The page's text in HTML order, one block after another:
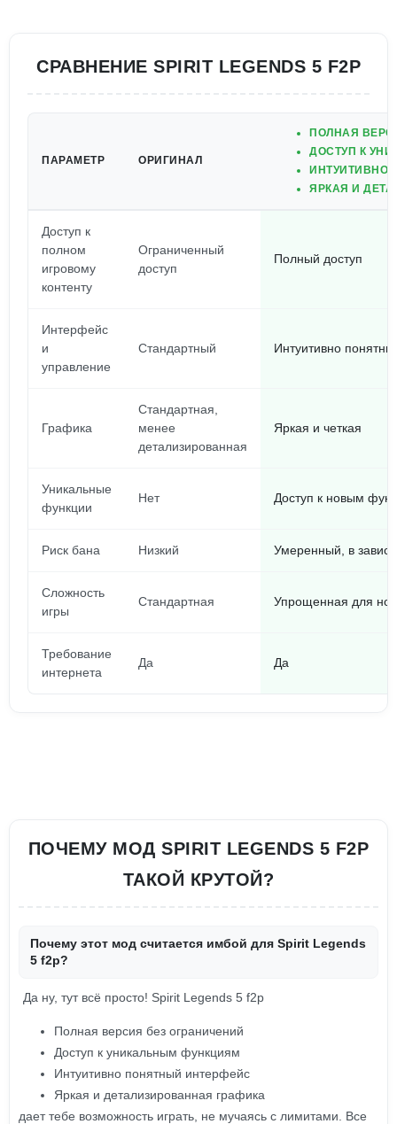
СРАВНЕНИЕ SPIRIT LEGENDS 5 F2P
ПАРАМЕТР ОРИГИНАЛ
ПОЛНАЯ
ДОСТУП К
ИНТУИТИВНО
ЯРКАЯ И
Доступ к
полном
игровому
контенту
Ограниченный
доступ
Полный доступ
Интерфейс
и
управление
Стандартный Интуитивно
Графика
Стандартная,
менее
детализированная
Яркая и четкая
Уникальные
функции
Нет Доступ к новым
Риск бана Низкий Умеренный, в
Сложность
игры
Стандартная Упрощенная для
Требование
интернета
Да Да
ПОЧЕМУ МОД SPIRIT LEGENDS 5 F2P
ТАКОЙ КРУТОЙ?
Почему этот мод считается имбой для Spirit Legends
5 f2p?
Да ну, тут всё просто! Spirit Legends 5 f2p
Полная версия без ограничений
Доступ к уникальным функциям
Интуитивно понятный интерфейс
Яркая и детализированная графика
дает тебе возможность играть, не мучаясь с лимитами. Все